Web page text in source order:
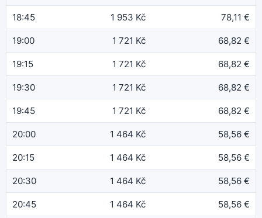
18:45 1 953 Kč 78,11 €
19:00 1 721 Kč 68,82 €
19:15 1 721 Kč 68,82 €
19:30 1 721 Kč 68,82 €
19:45 1 721 Kč 68,82 €
20:00 1 464 Kč 58,56 €
20:15 1 464 Kč 58,56 €
20:30 1 464 Kč 58,56 €
20:45 1 464 Kč 58,56 €